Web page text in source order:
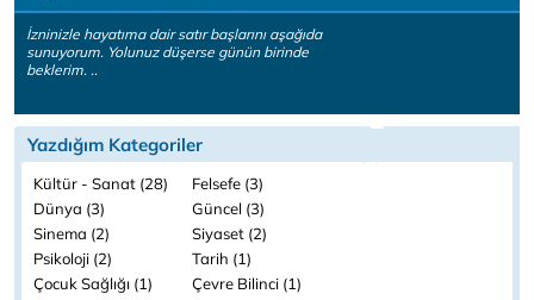
İzninizle hayatıma dair satır başlarını aşağıda
sunuyorum. Yolunuz düşerse günün birinde
beklerim. ..
Yazdığım Kategoriler
Kültür - Sanat (28)
Felsefe (3)
Dünya (3)
Güncel (3)
Sinema (2)
Siyaset (2)
Psikoloji (2)
Tarih (1)
Çocuk Sağlığı (1)
Çevre Bilinci (1)